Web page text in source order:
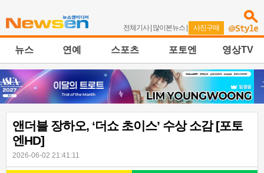
전체기사| 많이본뉴스 | 사진구매
뉴스 연예 스포츠 포토엔 영상TV
앤더블 장하오, ‘더쇼 초이스’ 수상 소감 [포토
엔HD]
2026-06-02 21:41:11